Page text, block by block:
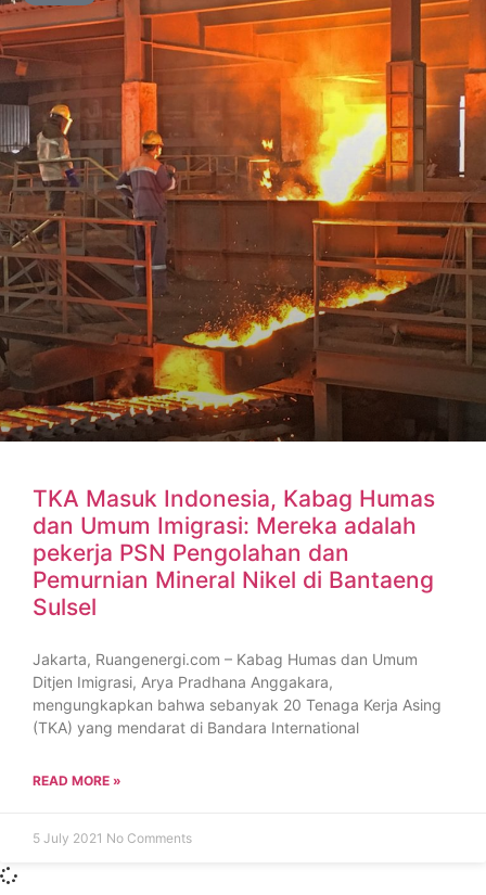
TKA Masuk Indonesia, Kabag Humas
dan Umum Imigrasi: Mereka adalah
pekerja PSN Pengolahan dan
Pemurnian Mineral Nikel di Bantaeng
Sulsel
Jakarta, Ruangenergi.com – Kabag Humas dan Umum
Ditjen Imigrasi, Arya Pradhana Anggakara,
mengungkapkan bahwa sebanyak 20 Tenaga Kerja Asing
(TKA) yang mendarat di Bandara International
READ MORE »
5 July 2021 No Comments